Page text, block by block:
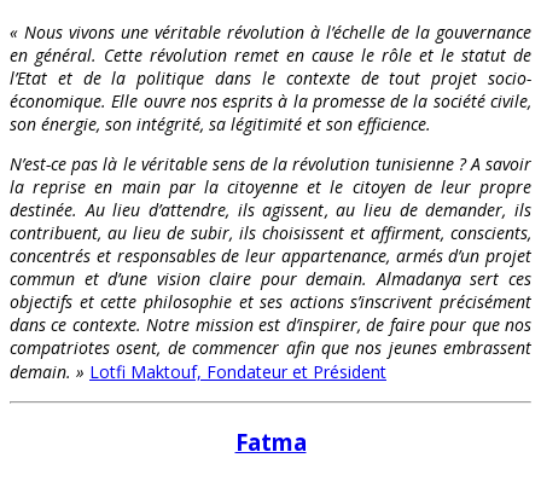
« Nous vivons une véritable révolution à l’échelle de la gouvernance
en général. Cette révolution remet en cause le rôle et le statut de
l’Etat et de la politique dans le contexte de tout projet socio-
économique. Elle ouvre nos esprits à la promesse de la société civile,
son énergie, son intégrité, sa légitimité et son efficience.
N’est-ce pas là le véritable sens de la révolution tunisienne ? A savoir
la reprise en main par la citoyenne et le citoyen de leur propre
destinée. Au lieu d’attendre, ils agissent, au lieu de demander, ils
contribuent, au lieu de subir, ils choisissent et affirment, conscients,
concentrés et responsables de leur appartenance, armés d’un projet
commun et d’une vision claire pour demain. Almadanya sert ces
objectifs et cette philosophie et ses actions s’inscrivent précisément
dans ce contexte. Notre mission est d’inspirer, de faire pour que nos
compatriotes osent, de commencer afin que nos jeunes embrassent
demain. » Lotfi Maktouf, Fondateur et Président
Fatma